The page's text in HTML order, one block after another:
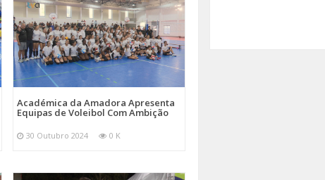
Académica da Amadora Apresenta
Equipas de Voleibol Com Ambição
30 Outubro 2024 0 K